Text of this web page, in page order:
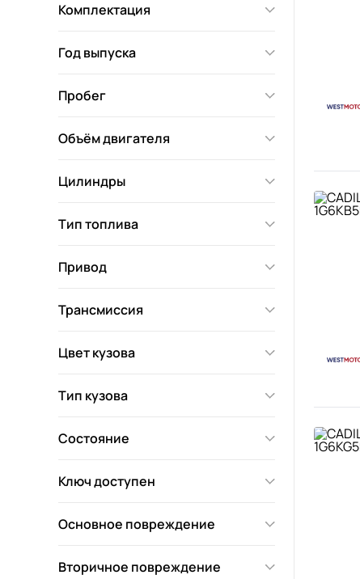
Комплектация
Год выпуска
Пробег
Объём двигателя
Цилиндры
Тип топлива
Привод
Трансмиссия
Цвет кузова
Тип кузова
Состояние
Ключ доступен
Основное повреждение
Вторичное повреждение